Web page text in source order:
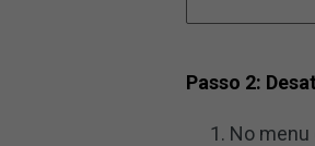
Passo 2:
No menu